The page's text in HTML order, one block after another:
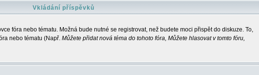
Vkládání příspěvků
fóra nebo tématu. Možná bude nutné se registrovat, než budete moci přispět do diskuze. To,
nebo tématu (Např. Můžete přidat nová téma do tohoto fóra, Můžete hlasovat v tomto fóru,